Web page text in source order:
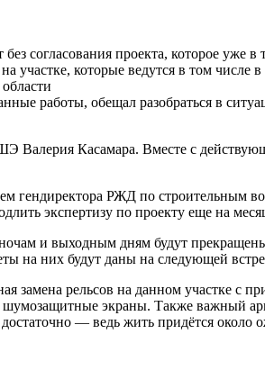
согласования проекта, которое
участке, которые ведутся в том числе
работы, обещал разобраться в
Валерия Касамара. Вместе с
гендиректора РЖД по строительным
экспертизу по проекту еще на
и выходным дням будут
на них будут даны на следующей
замена рельсов на данном участке
экраны. Также важный
— ведь жить придётся около